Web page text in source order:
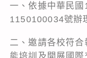
一、依據中華民
1150100034號辦
二、邀請各校符
能培訓及開展國